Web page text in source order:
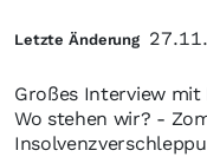
Großes Interview
Wo stehen wir? -
Letzte Änderung